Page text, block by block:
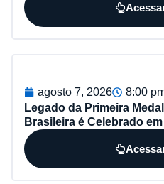
agosto 7, 2026
8:00
Legado da Primeira
Brasileira é Celebrado